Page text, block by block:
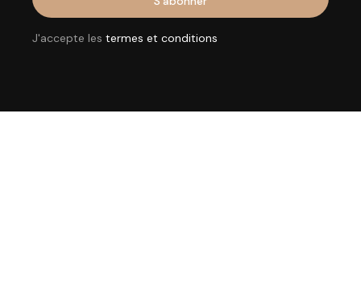
J'accepte les termes et conditions